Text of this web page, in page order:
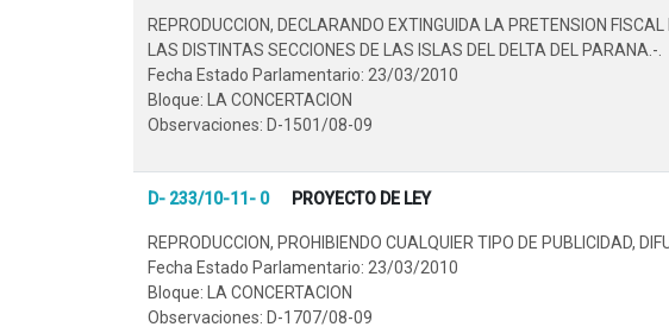
REPRODUCCION, DECLARANDO EXTINGUIDA LA PRETENSION
LAS DISTINTAS SECCIONES DE LAS ISLAS DEL DELTA DEL PARANA.-.
Fecha Estado Parlamentario: 23/03/2010
Bloque: LA CONCERTACION
Observaciones: D-1501/08-09
D- 233/10-11- 0 PROYECTO DE LEY
REPRODUCCION, PROHIBIENDO CUALQUIER TIPO DE PUBLICIDAD,
Fecha Estado Parlamentario: 23/03/2010
Bloque: LA CONCERTACION
Observaciones: D-1707/08-09